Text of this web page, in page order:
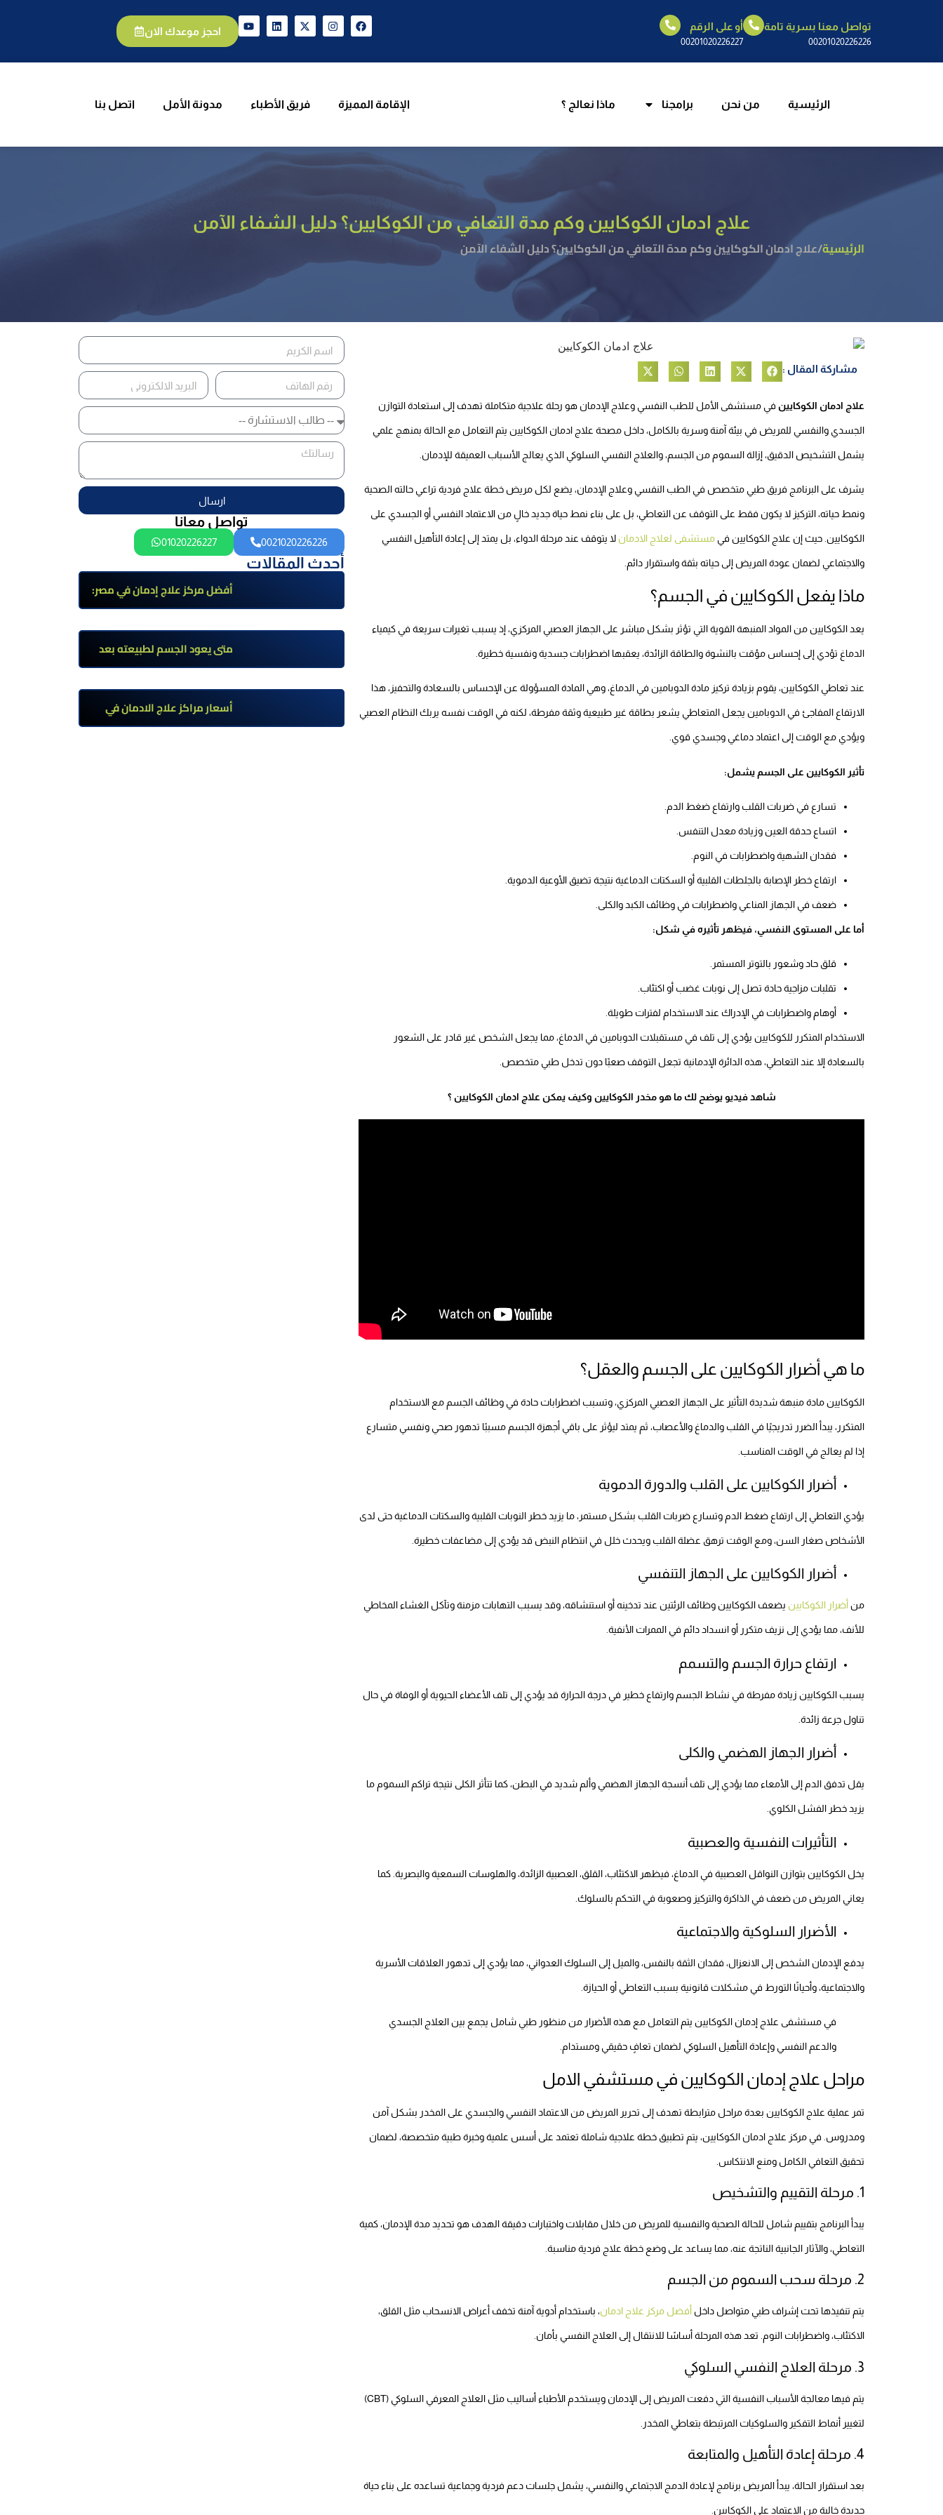
تواصل معنا بسرية تامة
00201020226226
أو على الرقم
00201020226227
احجز موعدك الان
الرئيسية من نحن برامجنا ماذا نعالج ؟ الإقامة المميزة فريق الأطباء مدونة الأمل اتصل بنا
الرئيسية الإقامة المميزة فريق الأطباء مدونة الأمل اتصل بنا
علاج ادمان الكوكايين وكم مدة التعافي من الكوكايين؟ دليل الشفاء الآمن
الرئيسية/علاج ادمان الكوكايين وكم مدة التعافي من الكوكايين؟ دليل الشفاء الآمن
مشاركة المقال :
علاج ادمان الكوكايين في مستشفى الأمل للطب النفسي وعلاج الإدمان هو رحلة علاجية متكاملة تهدف إلى استعادة التوازن
الجسدي والنفسي للمريض في بيئة آمنة وسرية بالكامل، داخل مصحة علاج ادمان الكوكايين يتم التعامل مع الحالة بمنهج علمي
يشمل التشخيص الدقيق، إزالة السموم من الجسم، والعلاج النفسي السلوكي الذي يعالج الأسباب العميقة للإدمان.
يشرف على البرنامج فريق طبي متخصص في الطب النفسي وعلاج الإدمان، يضع لكل مريض خطة علاج فردية تراعي حالته الصحية
ونمط حياته، التركيز لا يكون فقط على التوقف عن التعاطي، بل على بناء نمط حياة جديد خالٍ من الاعتماد النفسي أو الجسدي على
الكوكايين. حيث إن علاج الكوكايين في مستشفى لعلاج الادمان لا يتوقف عند مرحلة الدواء، بل يمتد إلى إعادة التأهيل النفسي
والاجتماعي لضمان عودة المريض إلى حياته بثقة واستقرار دائم.
ماذا يفعل الكوكايين في الجسم؟
يعد الكوكايين من المواد المنبهة القوية التي تؤثر بشكل مباشر على الجهاز العصبي المركزي، إذ يسبب تغيرات سريعة في كيمياء
الدماغ تؤدي إلى إحساس مؤقت بالنشوة والطاقة الزائدة، يعقبها اضطرابات جسدية ونفسية خطيرة.
عند تعاطي الكوكايين، يقوم بزيادة تركيز مادة الدوبامين في الدماغ، وهي المادة المسؤولة عن الإحساس بالسعادة والتحفيز، هذا
الارتفاع المفاجئ في الدوبامين يجعل المتعاطي يشعر بطاقة غير طبيعية وثقة مفرطة، لكنه في الوقت نفسه يربك النظام العصبي
ويؤدي مع الوقت إلى اعتماد دماغي وجسدي قوي.
تأثير الكوكايين على الجسم يشمل:
تسارع في ضربات القلب وارتفاع ضغط الدم.
اتساع حدقة العين وزيادة معدل التنفس.
فقدان الشهية واضطرابات في النوم.
ارتفاع خطر الإصابة بالجلطات القلبية أو السكتات الدماغية نتيجة تضيق الأوعية الدموية.
ضعف في الجهاز المناعي واضطرابات في وظائف الكبد والكلى.
أما على المستوى النفسي، فيظهر تأثيره في شكل:
قلق حاد وشعور بالتوتر المستمر.
تقلبات مزاجية حادة تصل إلى نوبات غضب أو اكتئاب.
أوهام واضطرابات في الإدراك عند الاستخدام لفترات طويلة.
الاستخدام المتكرر للكوكايين يؤدي إلى تلف في مستقبلات الدوبامين في الدماغ، مما يجعل الشخص غير قادر على الشعور
بالسعادة إلا عند التعاطي، هذه الدائرة الإدمانية تجعل التوقف صعبًا دون تدخل طبي متخصص.
شاهد فيديو يوضح لك ما هو مخدر الكوكايين وكيف يمكن علاج ادمان الكوكايين ؟
ما هي أضرار الكوكايين على الجسم والعقل؟
الكوكايين مادة منبهة شديدة التأثير على الجهاز العصبي المركزي، وتسبب اضطرابات حادة في وظائف الجسم مع الاستخدام
المتكرر، يبدأ الضرر تدريجيًا في القلب والدماغ والأعصاب، ثم يمتد ليؤثر على باقي أجهزة الجسم مسببًا تدهور صحي ونفسي متسارع
إذا لم يعالج في الوقت المناسب.
أضرار الكوكايين على القلب والدورة الدموية
يؤدي التعاطي إلى ارتفاع ضغط الدم وتسارع ضربات القلب بشكل مستمر، ما يزيد خطر النوبات القلبية والسكتات الدماغية حتى لدى
الأشخاص صغار السن، ومع الوقت ترهق عضلة القلب ويحدث خلل في انتظام النبض قد يؤدي إلى مضاعفات خطيرة.
أضرار الكوكايين على الجهاز التنفسي
منأضرار الكوكايين يضعف الكوكايين وظائف الرئتين عند تدخينه أو استنشاقه، وقد يسبب التهابات مزمنة وتآكل الغشاء المخاطي
للأنف، مما يؤدي إلى نزيف متكرر أو انسداد دائم في الممرات الأنفية.
ارتفاع حرارة الجسم والتسمم
يسبب الكوكايين زيادة مفرطة في نشاط الجسم وارتفاع خطير في درجة الحرارة قد يؤدي إلى تلف الأعضاء الحيوية أو الوفاة في حال
تناول جرعة زائدة.
أضرار الجهاز الهضمي والكلى
يقل تدفق الدم إلى الأمعاء مما يؤدي إلى تلف أنسجة الجهاز الهضمي وألم شديد في البطن، كما تتأثر الكلى نتيجة تراكم السموم ما
يزيد خطر الفشل الكلوي.
التأثيرات النفسية والعصبية
يخل الكوكايين بتوازن النواقل العصبية في الدماغ، فيظهر الاكتئاب، القلق، العصبية الزائدة، والهلوسات السمعية والبصرية. كما
يعاني المريض من ضعف في الذاكرة والتركيز وصعوبة في التحكم بالسلوك.
الأضرار السلوكية والاجتماعية
يدفع الإدمان الشخص إلى الانعزال، فقدان الثقة بالنفس، والميل إلى السلوك العدواني، مما يؤدي إلى تدهور العلاقات الأسرية
والاجتماعية، وأحيانًا التورط في مشكلات قانونية بسبب التعاطي أو الحيازة.
في مستشفى علاج إدمان الكوكايين يتم التعامل مع هذه الأضرار من منظور طبي شامل يجمع بين العلاج الجسدي
والدعم النفسي وإعادة التأهيل السلوكي لضمان تعافٍ حقيقي ومستدام.
مراحل علاج إدمان الكوكايين في مستشفي الامل
تمر عملية علاج الكوكايين بعدة مراحل مترابطة تهدف إلى تحرير المريض من الاعتماد النفسي والجسدي على المخدر بشكل آمن
ومدروس. في مركز علاج ادمان الكوكايين، يتم تطبيق خطة علاجية شاملة تعتمد على أسس علمية وخبرة طبية متخصصة، لضمان
تحقيق التعافي الكامل ومنع الانتكاس.
1. مرحلة التقييم والتشخيص
يبدأ البرنامج بتقييم شامل للحالة الصحية والنفسية للمريض من خلال مقابلات واختبارات دقيقة الهدف هو تحديد مدة الإدمان، كمية
التعاطي، والآثار الجانبية الناتجة عنه، مما يساعد على وضع خطة علاج فردية مناسبة.
2. مرحلة سحب السموم من الجسم
يتم تنفيذها تحت إشراف طبي متواصل داخل أفضل مركز علاج ادمان، باستخدام أدوية آمنة تخفف أعراض الانسحاب مثل القلق،
الاكتئاب، واضطرابات النوم. تعد هذه المرحلة أساسًا للانتقال إلى العلاج النفسي بأمان.
3. مرحلة العلاج النفسي السلوكي
يتم فيها معالجة الأسباب النفسية التي دفعت المريض إلى الإدمان ويستخدم الأطباء أساليب مثل العلاج المعرفي السلوكي (CBT)
لتغيير أنماط التفكير والسلوكيات المرتبطة بتعاطي المخدر.
4. مرحلة إعادة التأهيل والمتابعة
بعد استقرار الحالة، يبدأ المريض برنامج لإعادة الدمج الاجتماعي والنفسي، يشمل جلسات دعم فردية وجماعية تساعده على بناء حياة
جديدة خالية من الاعتماد على الكوكايين.
ارسال
تواصل معانا
0021020226226
01020226227
أحدث المقالات
أفضل مركز علاج إدمان في مصر:
برامج علاج معتمدة وتعافي آمن
تحت إشراف طبي
متى يعود الجسم لطبيعته بعد
ترك مخدر الآيس؟ مراحل التعافي
والعوامل المؤثرة
أسعار مراكز علاج الادمان في
مصر: كم تبلغ التكلفة وما الذي